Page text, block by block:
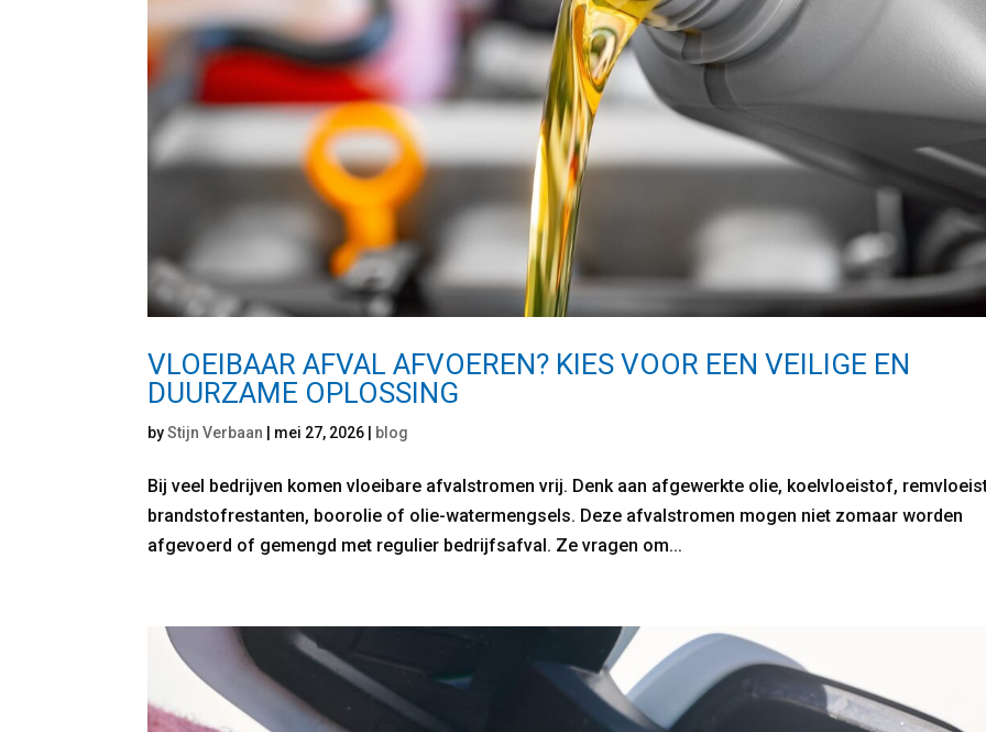
VLOEIBAAR AFVAL AFVOEREN? KIES VOOR EEN VEILIGE EN
DUURZAME OPLOSSING
byStijn Verbaan mei 27, 2026 blog
Bij veel bedrijven komen vloeibare afvalstromen vrij. Denk aan afgewerkte olie, koelvloeistof,
brandstofrestanten, boorolie of olie-watermengsels. Deze afvalstromen mogen niet zomaar worden
afgevoerd of gemengd met regulier bedrijfsafval. Ze vragen om...